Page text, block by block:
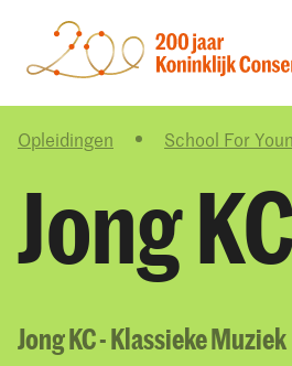
Opleidingen School For
Jong
Jong KC - Klassieke Muziek